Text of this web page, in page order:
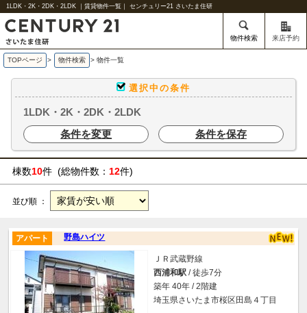
1LDK・2K・2DK・2LDK ｜賃貸物件一覧｜ センチュリー21 さいたま住研
物件検索 来店予約
TOPページ > 物件検索 > 物件一覧
選択中の条件
1LDK・2K・2DK・2LDK
条件を変更
条件を保存
棟数10件 (総物件数： 12件)
並び順 ：
野島ハイツ
アパート
ＪＲ武蔵野線
西浦和駅 / 徒歩7分
築年 40年 / 2階建
埼玉県さいたま市桜区田島４丁目